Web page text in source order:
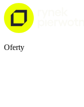
Oferty